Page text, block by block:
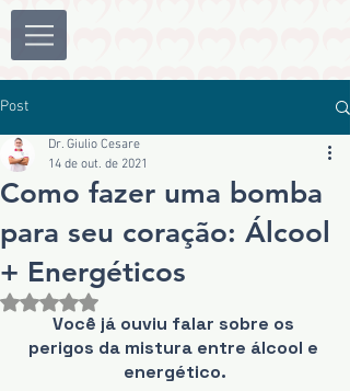
Post
Como fazer uma bomba
para seu coração: Álcool
+ Energéticos
Dr. Giulio Cesare
14 de out. de 2021
Avaliado com NaN de 5 estrelas.
Você já ouviu falar sobre os
perigos da mistura entre álcool e
energético.